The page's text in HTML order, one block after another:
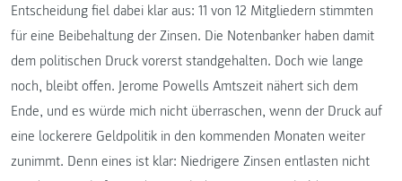
Entscheidung fiel dabei klar aus: 11 von 12 Mitgliedern stimmten
für eine Beibehaltung der Zinsen. Die Notenbanker haben damit
dem politischen Druck vorerst standgehalten. Doch wie lange
noch, bleibt offen. Jerome Powells Amtszeit nähert sich dem
Ende, und es würde mich nicht überraschen, wenn der Druck auf
eine lockerere Geldpolitik in den kommenden Monaten weiter
zunimmt. Denn eines ist klar: Niedrigere Zinsen entlasten nicht